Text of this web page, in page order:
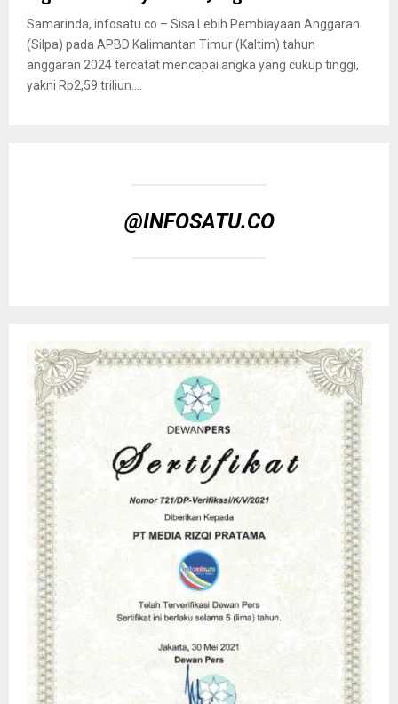
Samarinda, infosatu.co – Sisa Lebih Pembiayaan Anggaran
(Silpa) pada APBD Kalimantan Timur (Kaltim) tahun
anggaran 2024 tercatat mencapai angka yang cukup tinggi,
yakni Rp2,59 triliun....
@INFOSATU.CO